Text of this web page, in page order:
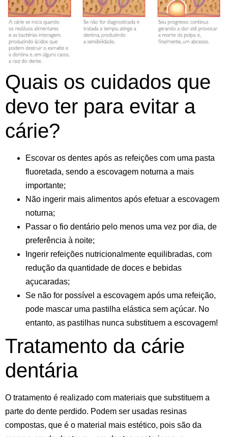
Quais os cuidados que
devo ter para evitar a
cárie?
Escovar os dentes após as refeições com uma pasta
fluoretada, sendo a escovagem noturna a mais
importante;
Não ingerir mais alimentos após efetuar a escovagem
noturna;
Passar o fio dentário pelo menos uma vez por dia, de
preferência à noite;
Ingerir refeições nutricionalmente equilibradas, com
redução da quantidade de doces e bebidas
açucaradas;
Se não for possível a escovagem após uma refeição,
pode mascar uma pastilha elástica sem açúcar. No
entanto, as pastilhas nunca substituem a escovagem!
Tratamento da cárie
dentária
O tratamento é realizado com materiais que substituem a
parte do dente perdido. Podem ser usadas resinas
compostas, que é o material mais estético, pois são da